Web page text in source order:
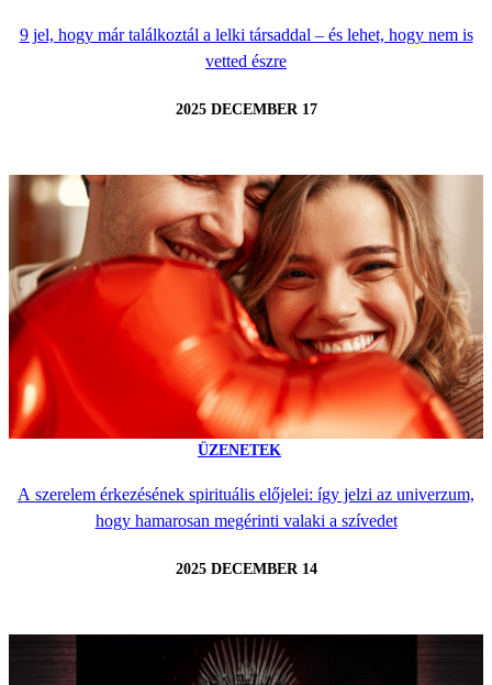
9 jel, hogy már találkoztál a lelki társaddal – és lehet, hogy nem is
vetted észre
2025 DECEMBER 17
ÜZENETEK
A szerelem érkezésének spirituális előjelei: így jelzi az univerzum,
hogy hamarosan megérinti valaki a szívedet
2025 DECEMBER 14